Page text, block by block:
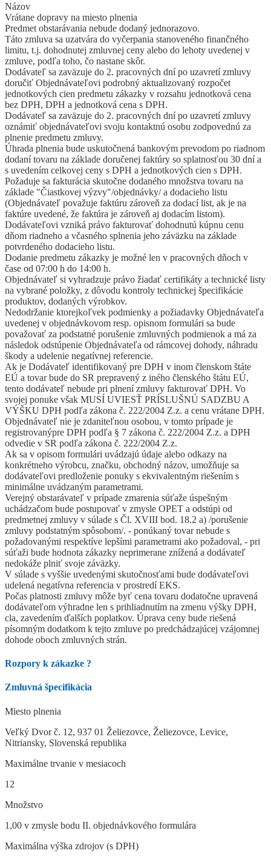
Názov
Vrátane dopravy na miesto plnenia
Predmet obstarávania nebude dodaný jednorazovo.
Táto zmluva sa uzatvára do vyčerpania stanoveného finančného
limitu, t.j. dohodnutej zmluvnej ceny alebo do lehoty uvedenej v
zmluve, podľa toho, čo nastane skôr.
Dodávateľ sa zaväzuje do 2. pracovných dní po uzavretí zmluvy
doručiť Objednávateľovi podrobný aktualizovaný rozpočet
jednotkových cien predmetu zákazky v rozsahu jednotková cena
bez DPH, DPH a jednotková cena s DPH.
Dodávateľ sa zaväzuje do 2. pracovných dní po uzavretí zmluvy
oznámiť objednávateľovi svoju kontaktnú osobu zodpovednú za
plnenie predmetu zmluvy.
Úhrada plnenia bude uskutočnená bankovým prevodom po riadnom
dodaní tovaru na základe doručenej faktúry so splatnosťou 30 dní a
s uvedením celkovej ceny s DPH a jednotkových cien s DPH.
Požaduje sa fakturácia skutočne dodaného množstva tovaru na
základe "Čiastkovej výzvy"/objednávky/ a dodacieho listu
(Objednávateľ považuje faktúru zároveň za dodací list, ak je na
faktúre uvedené, že faktúra je zároveň aj dodacím listom).
Dodávateľovi vzniká právo fakturovať dohodnutú kúpnu cenu
dňom riadneho a včasného splnenia jeho záväzku na základe
potvrdeného dodacieho listu.
Dodanie predmetu zákazky je možné len v pracovných dňoch v
čase od 07:00 h do 14:00 h.
Objednávateľ si vyhradzuje právo žiadať certifikáty a technické listy
na vybrané položky, z dôvodu kontroly technickej špecifikácie
produktov, dodaných výrobkov.
Nedodržanie ktorejkoľvek podmienky a požiadavky Objednávateľa
uvedenej v objednávkovom resp. opisnom formulári sa bude
považovať za podstatné porušenie zmluvných podmienok a má za
následok odstúpenie Objednávateľa od rámcovej dohody, náhradu
škody a udelenie negatívnej referencie.
Ak je Dodávateľ identifikovaný pre DPH v inom členskom štáte
EÚ a tovar bude do SR prepravený z iného členského štátu EÚ,
tento dodávateľ nebude pri plnení zmluvy fakturovať DPH. Vo
svojej ponuke však MUSÍ UVIESŤ PRÍSLUŠNÚ SADZBU A
VÝŠKU DPH podľa zákona č. 222/2004 Z.z. a cenu vrátane DPH.
Objednávateľ nie je zdaniteľnou osobou, v tomto prípade je
registrovanýpre DPH podľa § 7 zákona č. 222/2004 Z.z. a DPH
odvedie v SR podľa zákona č. 222/2004 Z.z.
Ak sa v opisom formulári uvádzajú údaje alebo odkazy na
konkrétneho výrobcu, značku, obchodný názov, umožňuje sa
dodávateľovi predloženie ponuky s ekvivalentným riešením s
minimálne uvádzaným parametrami.
Verejný obstarávateľ v prípade zmarenia súťaže úspešným
uchádzačom bude postupovať v zmysle OPET a odstúpi od
predmetnej zmluvy v súlade s Čl. XVIII bod. 18.2 a) /porušenie
zmluvy podstatným spôsobom/. - ponúkaný tovar nebude s
požadovanými respektíve lepšími parametrami ako požadoval, - pri
súťaži bude hodnota zákazky neprimerane znížená a dodávateľ
nedokáže plniť svoje záväzky.
V súlade s vyššie uvedenými skutočnosťami bude dodávateľovi
udelená negatívna referencia v prostredí EKS.
Počas platnosti zmluvy môže byť cena tovaru dodatočne upravená
dodávateľom výhradne len s prihliadnutím na zmenu výšky DPH,
cla, zavedením ďalších poplatkov. Úprava ceny bude riešená
písomným dodatkom k tejto zmluve po predchádzajúcej vzájomnej
dohode oboch zmluvných strán.
Rozpory k zákazke ?
Zmluvná špecifikácia
Miesto plnenia
Veľký Dvor č. 12, 937 01 Želiezovce, Želiezovce, Levice,
Nitriansky, Slovenská republika
Maximálne trvanie v mesiacoch
12
Množstvo
1,00 v zmysle bodu II. objednávkového formulára
Maximálna výška zdrojov (s DPH)